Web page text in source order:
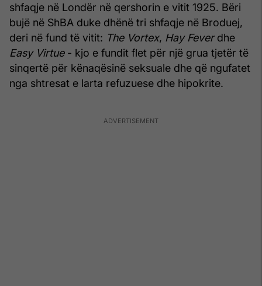
shfaqje në Londër në qershorin e vitit 1925. Bëri
bujë në ShBA duke dhënë tri shfaqje në Broduej,
deri në fund të vitit: The Vortex, Hay Feverdhe
Easy Virtue- kjo e fundit flet për një grua tjetër të
sinqertë për kënaqësinë seksuale dhe që ngufatet
nga shtresat e larta refuzuese dhe hipokrite.